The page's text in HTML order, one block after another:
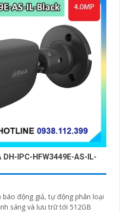
DH-IPC-HFW3449E-AS-IL-
báo động giả, tự động phân loại
sáng và lưu trữ tới 512GB